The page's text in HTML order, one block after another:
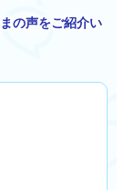
の声をご紹介い